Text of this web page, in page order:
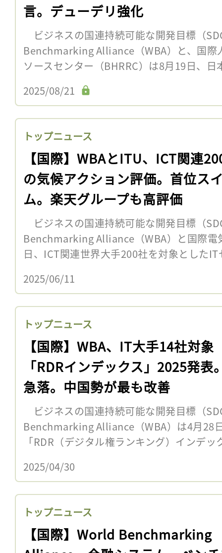
言。デューデリ強化
ビジネスの国連持続可能な開発目標（
Benchmarking Alliance（WBA）と、国際
ソースセンター（BHRRC）は8月19日、
2025/08/21
トップニュース
【国際】WBAとITU、ICT関連
の気候アクション評価。首位ス
ム。楽天グループも高評価
ビジネスの国連持続可能な開発目標（
Benchmarking Alliance（WBA）と国際電
日、ICT関連世界大手200社を対象とした
2025/06/11
トップニュース
【国際】WBA、IT大手14社対象
「RDRインデックス」2025発表
急落。中国勢が最も改善
ビジネスの国連持続可能な開発目標（
Benchmarking Alliance（WBA）は4月28
「RDR（デジタル権ランキング）インデ
2025/04/30
トップニュース
【国際】World Benchmarking